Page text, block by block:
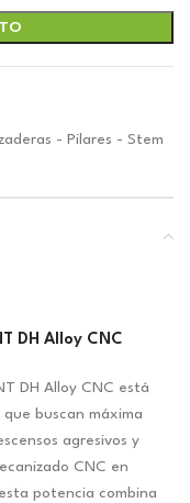
- Pilares - Stem
DH Alloy CNC
DH Alloy CNC está
buscan máxima
agresivos y
CNC en
potencia combina